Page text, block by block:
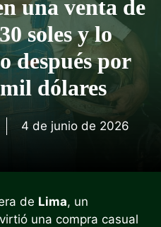
una venta de
soles y lo
después por
dólares
4 de junio de 2026
de Lima, un
una compra casual